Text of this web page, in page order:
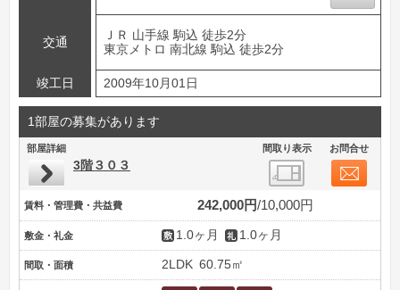
交通
ＪＲ 山手線 駒込 徒歩2分
東京メトロ 南北線 駒込 徒歩2分
竣工日 2009年10月01日
1部屋の募集があります
部屋詳細 間取り表示 お問合せ
3階３０３
賃料・管理費・共益費 242,000円 10,000円
敷金・礼金 1.0ヶ月 1.0ヶ月
間取・面積 2LDK 60.75㎡